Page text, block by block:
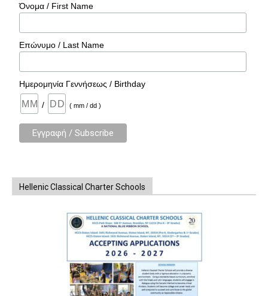
Όνομα / First Name
Επώνυμο / Last Name
Ημερομηνία Γεννήσεως / Birthday
/ ( mm / dd )
Hellenic Classical Charter Schools